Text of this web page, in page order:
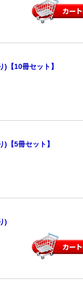
【10冊セット】
【5冊セット】
)